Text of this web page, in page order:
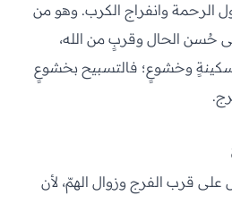
الرحمة وانفراج الكرب. وهو من
حُسن الحال وقربٍ من الله،
سكينةٍ وخشوعٍ؛ فالتسبيح بخشوعٍ
على قرب الفرج وزوال الهمّ، لأن